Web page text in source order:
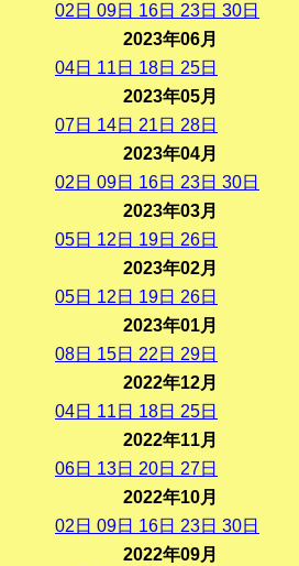
02 日 09日 16日 23日 30日
2023年06月
04日 11 日 18日 25日
2023年05月
07日 14日 21 日 28日
2023年04月
02 日 09日 16日 23日 30日
2023年03月
05日 12 日 19日 26日
2023年02月
05日 12 日 19日 26日
2023年01月
08日 15日 22 日 29日
2022年12月
04日 11 日 18日 25日
2022年11月
06日 13日 20日 27日
2022年10月
02 日 09日 16日 23日 30日
2022年09月